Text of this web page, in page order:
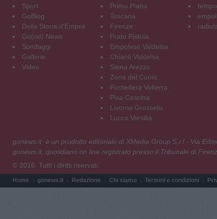
Sport
GoBlog
Della Storia d'Empoli
Go(od) News
Sondaggi
Gallerie
Video
Primo Piano
Toscana
Firenze
Prato Pistoia
Empolese Valdelsa
Chianti Valdelsa
Siena Arezzo
Zona del Cuoio
Pontedera Volterra
Pisa Cascina
Livorno Grosseto
Lucca Versilia
gonews.it è un prodotto editoriale di XMedia Group S.r.l - Via
gonews.it, quotidiano on line registrato presso il Tribunale di
© 2016. Tutti i diritti riservati.
Home gonews.it Redazione Chi siamo Termini e condizioni